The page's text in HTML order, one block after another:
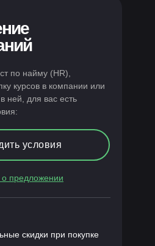
по найму (HR),
курсов в компании или
ней, для вас есть
о предложении
скидки при покупке
условия